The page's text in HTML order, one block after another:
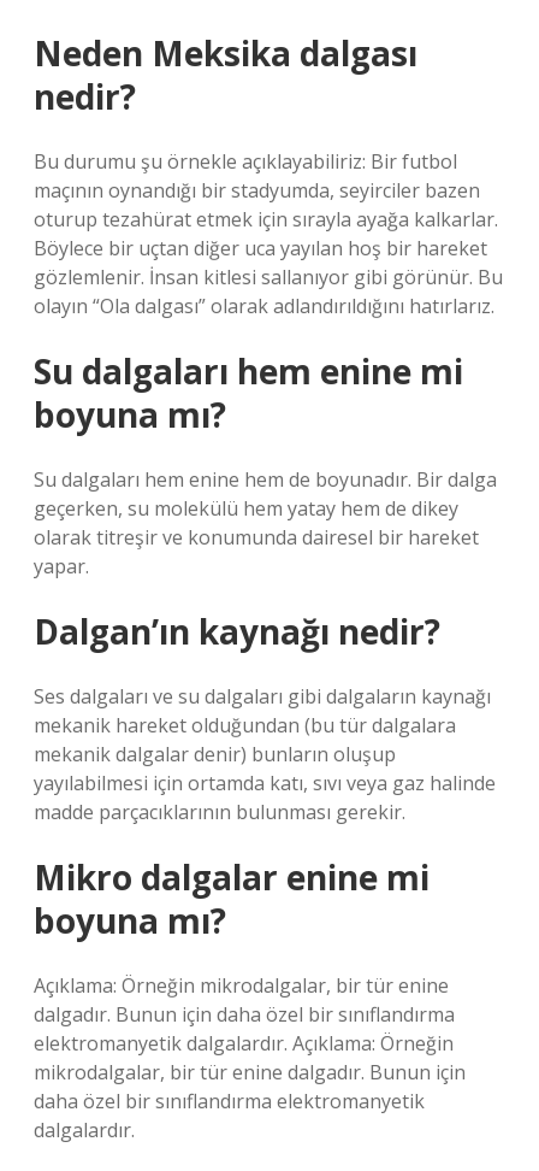
Neden Meksika dalgası
nedir?
Bu durumu şu örnekle açıklayabiliriz: Bir futbol
maçının oynandığı bir stadyumda, seyirciler bazen
oturup tezahürat etmek için sırayla ayağa kalkarlar.
Böylece bir uçtan diğer uca yayılan hoş bir hareket
gözlemlenir. İnsan kitlesi sallanıyor gibi görünür. Bu
olayın “Ola dalgası” olarak adlandırıldığını hatırlarız.
Su dalgaları hem enine mi
boyuna mı?
Su dalgaları hem enine hem de boyunadır. Bir dalga
geçerken, su molekülü hem yatay hem de dikey
olarak titreşir ve konumunda dairesel bir hareket
yapar.
Dalgan’ın kaynağı nedir?
Ses dalgaları ve su dalgaları gibi dalgaların kaynağı
mekanik hareket olduğundan (bu tür dalgalara
mekanik dalgalar denir) bunların oluşup
yayılabilmesi için ortamda katı, sıvı veya gaz halinde
madde parçacıklarının bulunması gerekir.
Mikro dalgalar enine mi
boyuna mı?
Açıklama: Örneğin mikrodalgalar, bir tür enine
dalgadır. Bunun için daha özel bir sınıflandırma
elektromanyetik dalgalardır. Açıklama: Örneğin
mikrodalgalar, bir tür enine dalgadır. Bunun için
daha özel bir sınıflandırma elektromanyetik
dalgalardır.